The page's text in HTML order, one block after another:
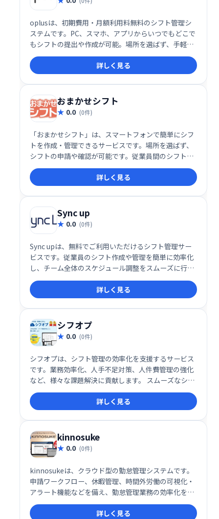
oplusは、初期費用・月額利用料無料のシフト管理シ
ステムです。PC、スマホ、アプリからいつでもどこで
もシフトの提出や作成が可能。場所を選ばず、手軽に
シフト管理を実現します。
詳しく見る
おまかせシフト
0.0 (0件)
「おまかせシフト」は、スマートフォンで簡単にシフ
トを作成・管理できるサービスです。場所を選ばず、
シフトの申請や確認が可能です。従業員間のシフト調
整もスムーズに行え、業務効率の改善に貢献します。
30日間の無料トライアルもご用意していますので、ぜ
ひお気軽にお試しください。
詳しく見る
Sync up
0.0 (0件)
Sync upは、無料でご利用いただけるシフト管理サー
ビスです。従業員のシフト作成や管理を簡単に効率化
し、チーム全体のスケジュール調整をスムーズに行え
ます。コストをかけずに、業務改善を実現したい方に
おすすめです。
詳しく見る
シフオプ
0.0 (0件)
シフオプは、シフト管理の効率化を支援するサービス
です。業務効率化、人手不足対策、人件費管理の強化
など、様々な課題解決に貢献します。 スムーズなシフ
ト作成や管理を実現し、働き方改革を推進します。
詳しく見る
kinnosuke
0.0 (0件)
kinnosukeは、クラウド型の勤怠管理システムです。
申請ワークフロー、休暇管理、時間外労働の可視化・
アラート機能などを備え、勤怠管理業務の効率化を実
現します。日々の業務を簡単に一元管理し、スムーズ
なワークフロー構築をサポートします。
詳しく見る